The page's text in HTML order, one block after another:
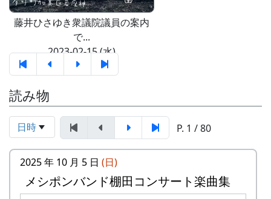
藤井ひさゆき衆議院議員の案内
で...
2023-02-15 (水)
読み物
日時 P. 1 / 80
2025 年 10 月 5 日 (日)
メシポンバンド棚田コンサート楽曲集